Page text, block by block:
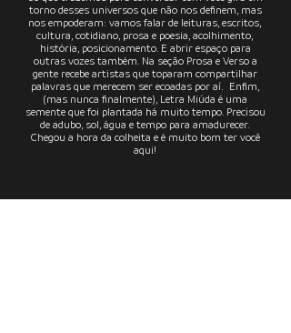
torno desses universos que não nos definem, mas
nos empoderam: vamos falar de leituras, escritos,
cultura, cotidiano, prosa e poesia, acolhimento,
história, posicionamento. E abrir espaço para
outras vozes também. Na seção Prosa e Verso a
gente recebe artistas que toparam compartilhar
palavras que merecem ser ecoadas por aí. Enfim,
(mas nunca finalmente), Letra Miúda é uma
semente que foi plantada há muito tempo. Precisou
de adubo, sol, água e tempo para amadurecer.
Chegou a hora da colheita e é muito bom ter você
aqui!